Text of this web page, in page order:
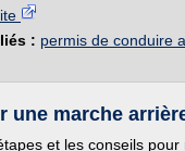
: permis de conduire
une marche
et les conseils